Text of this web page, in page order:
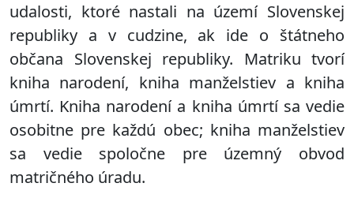
udalosti, ktoré nastali na území Slovenskej
republiky a v cudzine, ak ide o štátneho
občana Slovenskej republiky. Matriku tvorí
kniha narodení, kniha manželstiev a kniha
úmrtí. Kniha narodení a kniha úmrtí sa vedie
osobitne pre každú obec; kniha manželstiev
sa vedie spoločne pre územný obvod
matričného úradu.